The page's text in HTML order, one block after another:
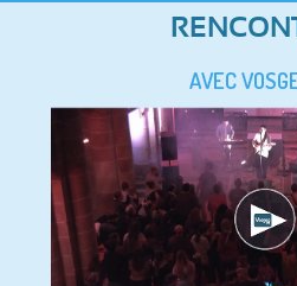
AVEC